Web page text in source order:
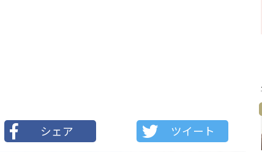
シェア ツイート